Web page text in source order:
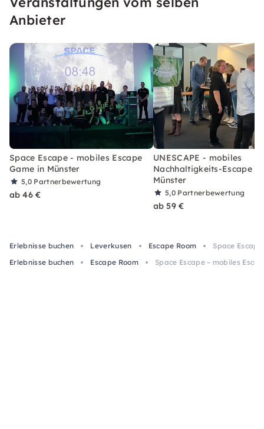
Anbieter
Space Escape - mobiles Escape
Game in Münster
5,0 Partnerbewertung
ab 46 €
UNESCAPE - mobiles
Nachhaltigkeits-Escape
Münster
5,0 Partnerbewertung
ab 59 €
Erlebnisse buchen Leverkusen Escape Room
Space
Erlebnisse buchen
Escape Room Space Escape – mobiles